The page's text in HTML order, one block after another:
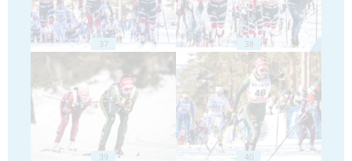
37 38
39 40